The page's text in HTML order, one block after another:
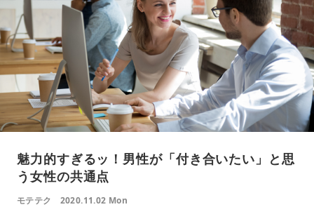
魅力的すぎるッ！男性が「付き合いたい」と思
う女性の共通点
モテテク 2020.11.02 Mon